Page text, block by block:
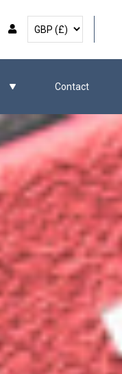
Gebruikersaccount
Selecteer Valuta
Contact